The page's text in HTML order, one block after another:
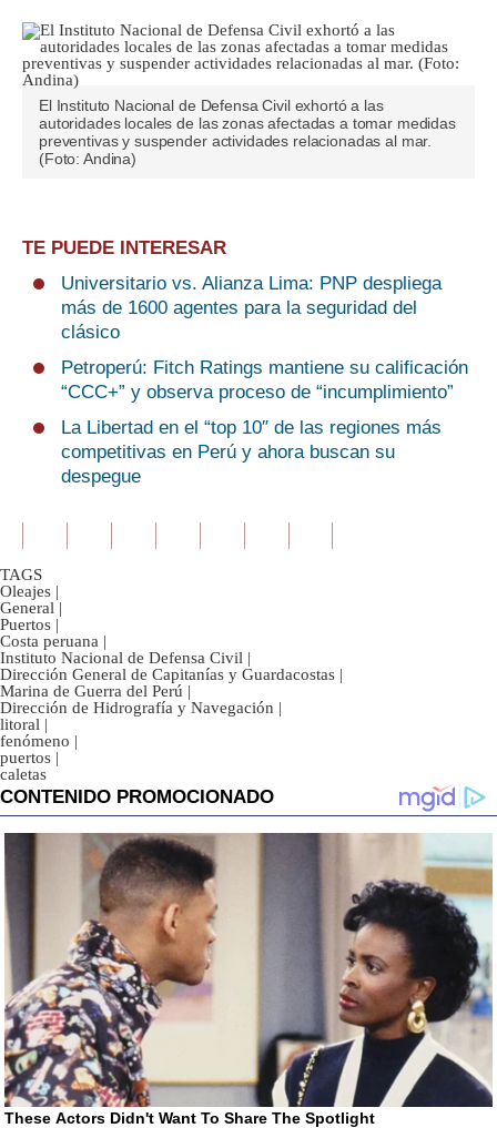
El Instituto Nacional de Defensa Civil exhortó a las
autoridades locales de las zonas afectadas a tomar medidas
preventivas y suspender actividades relacionadas al mar.
(Foto: Andina)
TE PUEDE INTERESAR
Universitario vs. Alianza Lima: PNP despliega
más de 1600 agentes para la seguridad del
clásico
Petroperú: Fitch Ratings mantiene su calificación
“CCC+” y observa proceso de “incumplimiento”
La Libertad en el “top 10″ de las regiones más
competitivas en Perú y ahora buscan su
despegue
TAGS
Oleajes |
General |
Puertos |
Costa peruana |
Instituto Nacional de Defensa Civil |
Dirección General de Capitanías y Guardacostas |
Marina de Guerra del Perú |
Dirección de Hidrografía y Navegación |
litoral |
fenómeno |
puertos |
caletas